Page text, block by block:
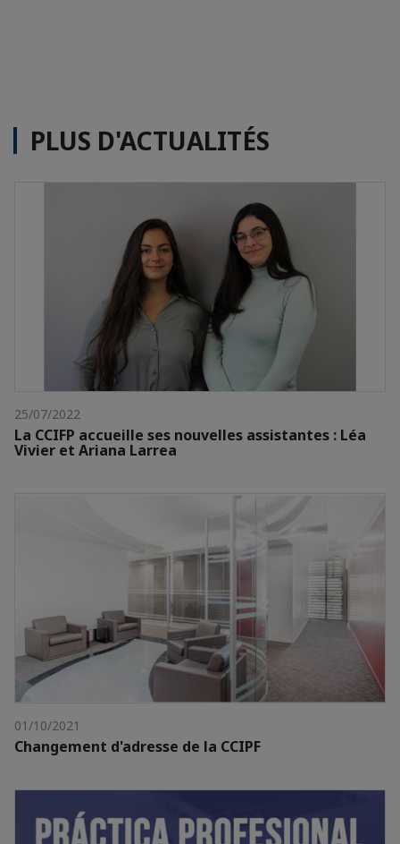
PLUS D'ACTUALITÉS
25/07/2022
La CCIFP accueille ses nouvelles assistantes : Léa
Vivier et Ariana Larrea
01/10/2021
Changement d'adresse de la CCIPF